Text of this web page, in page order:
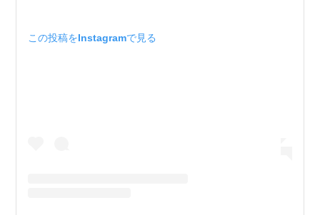
この投稿をInstagramで見る